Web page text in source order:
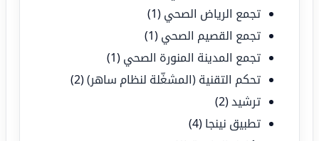
تجمع الرياض الصحي (1)
تجمع القصيم الصحي (1)
تجمع المدينة المنورة الصحي (1)
تحكم التقنية (المشغّلة لنظام ساهر)(2)
ترشيد(2)
تطبيق نينجا (4)